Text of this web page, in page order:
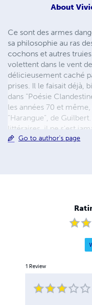
About
Ce sont des armes
sa philosophie au ras
cochons et autres
volettent dans le vent
délicieusement caché
prises. Il le faisait déjà,
dans "Poésie
les années 70 et
"Harangue", de
littéraires, il ne s'est
des mauvais cuisiniers,
sympathique maison
Go to author's page
1 Review